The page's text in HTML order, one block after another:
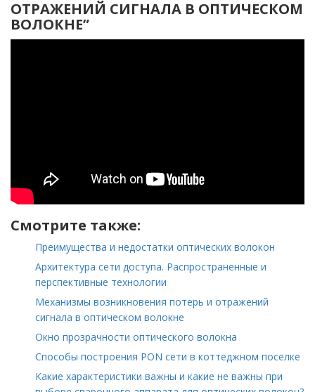
ОТРАЖЕНИЙ СИГНАЛА В ОПТИЧЕСКОМ
ВОЛОКНЕ”
Смотрите также:
Преимущества и недостатки оптических волокон
Архитектура сети доступа. Распространенные и
перспективные технологии
Механизмы возникновения потерь и отражений
сигнала в оптическом волокне
Окно прозрачности оптического волокна
Способы построения PON сети в коттеджном поселке
Какие характеристики важны и какие не важны при